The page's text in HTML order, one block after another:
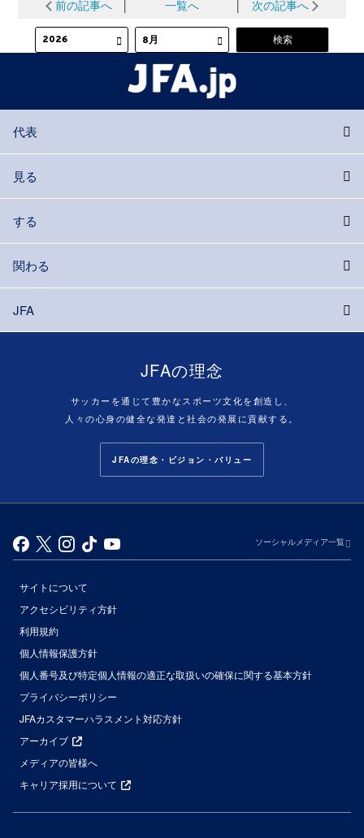
前の記事へ 一覧へ 次の記事へ
代表
見る
する
関わる
JFA
JFAの理念
サッカーを通じて豊かなスポーツ文化を創造し、
人々の心身の健全な発達と社会の発展に貢献する。
JFAの理念・ビジョン・バリュー
ソーシャルメディア一覧
サイトについて
アクセシビリティ方針
利用規約
個人情報保護方針
個人番号及び特定個人情報の適正な取扱いの確保に関する基本方針
プライバシーポリシー
JFAカスタマーハラスメント対応方針
アーカイブ
メディアの皆様へ
キャリア採用について